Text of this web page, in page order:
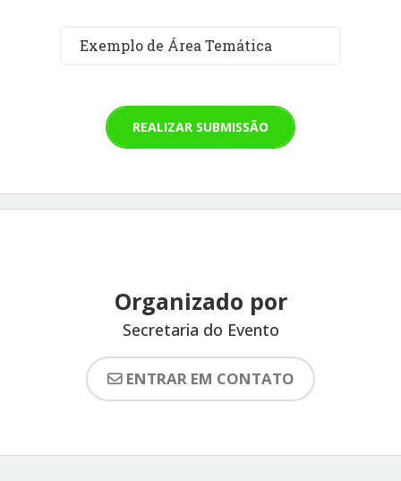
Exemplo de Área Temática
REALIZAR SUBMISSÃO
Organizado por
Secretaria do Evento
ENTRAR EM CONTATO